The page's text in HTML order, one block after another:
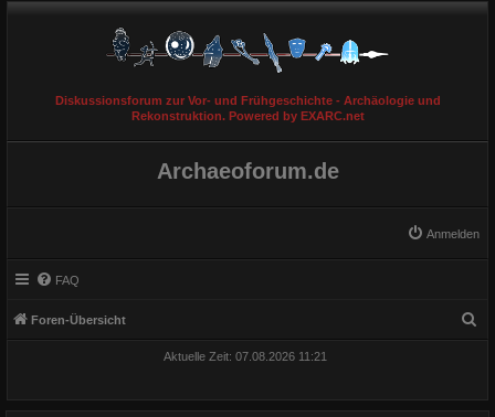
Diskussionsforum zur Vor- und Frühgeschichte - Archäologie und
Rekonstruktion. Powered by EXARC.net
Archaeoforum.de
Anmelden
FAQ
Foren-Übersicht
Aktuelle Zeit: 07.08.2026 11:21